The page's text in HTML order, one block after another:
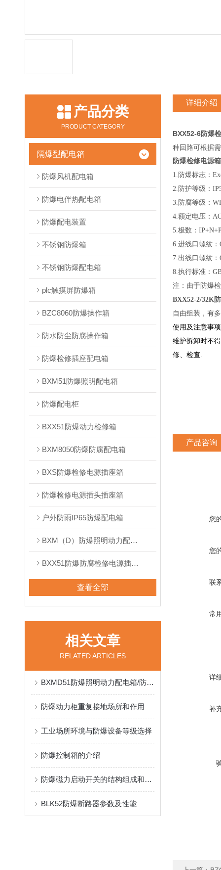
产品分类
PRODUCT CATEGORY
隔爆型配电箱
防爆风机配电箱
防爆电伴热配电箱
防爆配电装置
不锈钢防爆箱
不锈钢防爆配电箱
plc触摸屏防爆箱
BZC8060防爆操作箱
防水防尘防腐操作箱
防爆检修插座配电箱
BXM51防爆照明配电箱
防爆配电柜
BXX51防爆动力检修箱
BXM8050防爆防腐配电箱
BXS防爆检修电源插座箱
防爆检修电源插头插座箱
户外防雨IP65防爆配电箱
BXM（D）防爆照明动力配电箱
BXX51防爆防腐检修电源插座箱
查看全部
相关文章
RELATED ARTICLES
BXMD51防爆照明动力配电箱/防爆动力检修箱BXX51石油化工厂*
防爆动力柜重复接地场所和作用
工业场所环境与防爆设备等级选择
防爆控制箱的介绍
防爆磁力启动开关的结构组成和相关功能
BLK52防爆断路器参数及性能
详细介绍
BXX52-6防爆
种回路可根据
防爆检修电源箱
1.防爆标志：
2.防护等级
3.防腐等级
4.额定电压
5.极数：
6.进线口螺
7.出线口螺纹
8.执行标准：
注：由于防爆
BXX52-2/32K
自由组装，有
使用及注意事
维护拆卸时不
修、检查.
产品咨询
您
您
联
常
详
补